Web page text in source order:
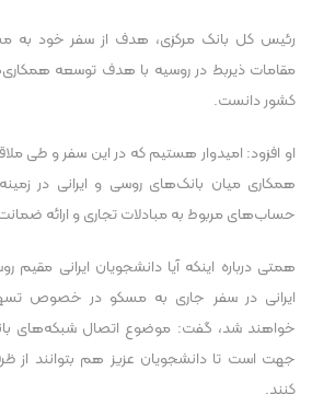
رئیس کل بانک مرکزی، هدف از سفر خود به
مقامات ذیربط در روسیه با هدف توسعه
کشور دانست.
او افزود: امیدوار هستیم که در این سفر و طی
همکاری میان بانک‌های روسی و ایرانی در
حساب‌های مربوط به مبادلات تجاری و ارائه
همتی درباره اینکه آیا دانشجویان ایرانی مقیم
ایرانی در سفر جاری به مسکو در خصوص
خواهند شد، گفت: موضوع اتصال شبکه‌های
جهت است تا دانشجویان عزیز هم بتوانند از
کنند.